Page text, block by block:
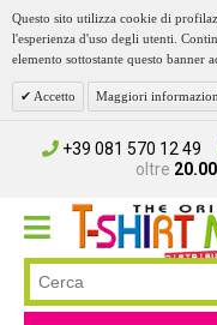
Questo sito utilizza cookie di
l'esperienza d'uso degli utenti.
elemento sottostante questo banner
Accetto Maggiori
+39 081 570 12 49
oltre